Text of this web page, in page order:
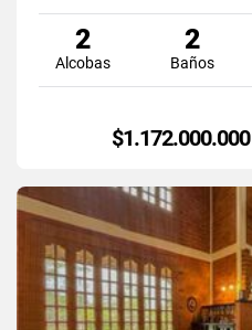
2
Alcobas
2
Baños
$1.172.000.000